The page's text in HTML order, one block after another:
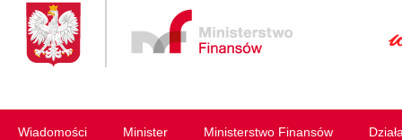
Wiadomości Minister Ministerstwo Finansów